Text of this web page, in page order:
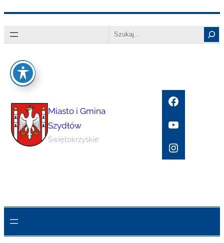
do
Search
Miasto i Gmina
Szydłów
Świętokrzyskie
Facebook
YouTube
Instagram